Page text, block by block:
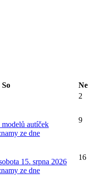
So
Ne
2
autíček
ze dne
9
15. srpna 2026
ze dne
16